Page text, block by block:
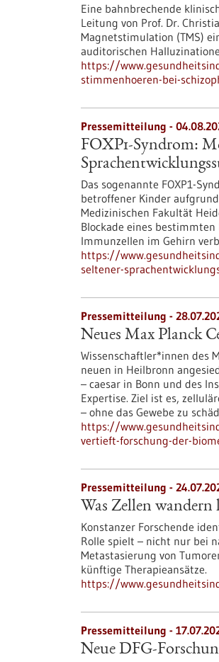
Eine bahnbrechende
Leitung von Prof. Dr.
Magnetstimulation (TMS)
auditorischen
https://
stimmenhoeren-bei-
Pressemitteilung -
FOXP1-Syndrom:
Das sogenannte FOXP1-
betroffener Kinder
Medizinischen Fakultät
Blockade eines
Immunzellen im Gehirn
https://
seltener-
Pressemitteilung -
Neues Max Planck
Wissenschaftler*innen des
neuen in Heilbronn
– caesar in Bonn und des
Expertise. Ziel ist es,
– ohne das Gewebe zu
https://
vertieft-forschung-der-
Pressemitteilung -
Was Zellen
Konstanzer Forschende
Rolle spielt – nicht nur bei
Metastasierung von
künftige Therapieansätze.
https://
Pressemitteilung -
Neue DFG-